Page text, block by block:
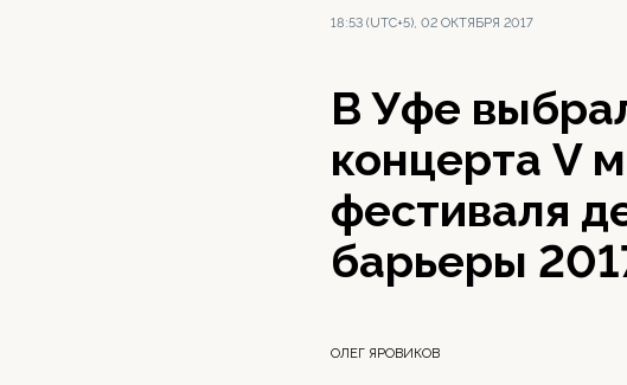
18:53 (UTC+5), 02 ОКТЯБРЯ 2017
В Уфе
концерта V
фестиваля
барьеры
ОЛЕГ ЯРОВИКОВ